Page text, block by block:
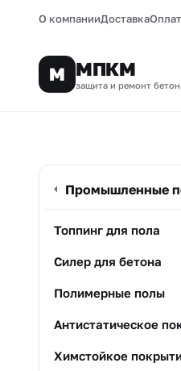
О компанииДоставка
М МПКМ
защита и ремонт
Промышленные
Топпинг для пола
Силер для бетона
Полимерные полы
Антистатическое
Химстойкое